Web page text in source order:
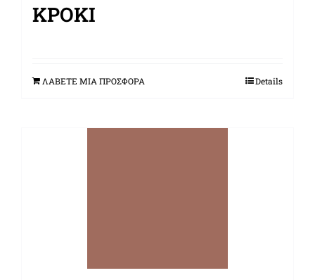
ΚΡΟΚΊ
ΛΑΒΕΤΕ ΜΙΑ ΠΡΟΣΦΟΡΑ Details